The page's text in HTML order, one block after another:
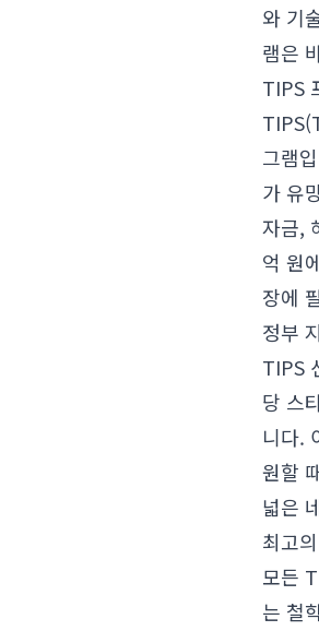
와 기
램은
TIPS
그램
가 유
자금,
억 원
장에
정부
TIPS
당 스
니다.
원할
넓은
최고
모든
는 철